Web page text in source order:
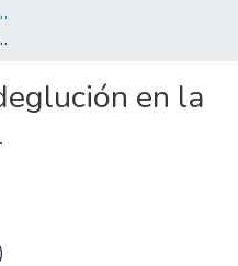
en Fonoaudiología
parálisis cerebral
en la